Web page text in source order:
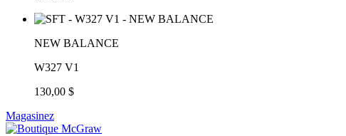
NEW BALANCE
W327 V1
130,00 $
Magasinez